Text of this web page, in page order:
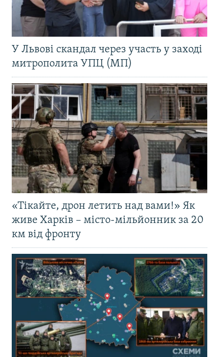
У Львові скандал через участь у заході
митрополита УПЦ (МП)
«Тікайте, дрон летить над вами!» Як
живе Харків – місто-мільйонник за 20
км від фронту